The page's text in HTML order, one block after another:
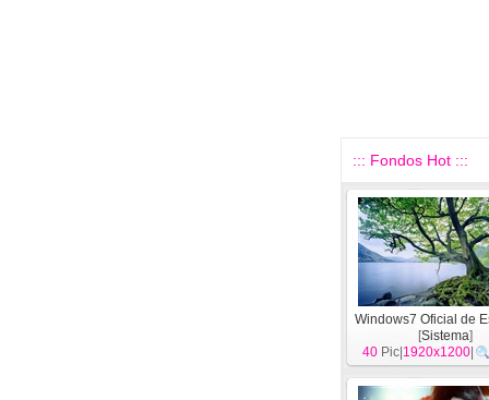
::: Fondos Hot :::
Windows7 Oficial de
[Sistema]
40 Pic| 1920x1200